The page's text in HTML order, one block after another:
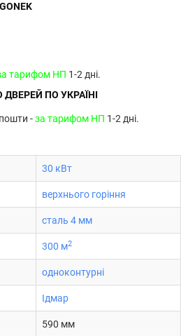
тарифом НП 1-2 дні.
ПО УКРАЇНІ
-за тарифом НП 1-2 дні.
30 кВт
верхнього горіння
сталь 4 мм
300 м2
одноконтурні
Ідмар
590 мм